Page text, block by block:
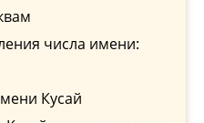
числа имени:
Кусай